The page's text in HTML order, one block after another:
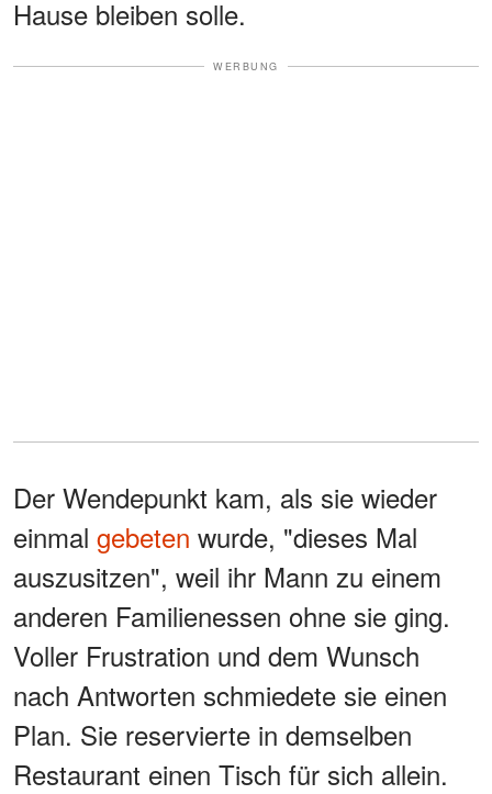
Hause bleiben solle.
WERBUNG
Der Wendepunkt kam, als sie wieder
einmal gebeten wurde, "dieses Mal
auszusitzen", weil ihr Mann zu einem
anderen Familienessen ohne sie ging.
Voller Frustration und dem Wunsch
nach Antworten schmiedete sie einen
Plan. Sie reservierte in demselben
Restaurant einen Tisch für sich allein.